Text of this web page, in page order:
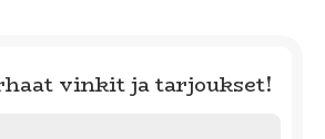
vinkit ja tarjoukset!